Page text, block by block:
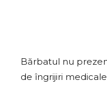
a
u
Bărbatul nu
de îngrijiri